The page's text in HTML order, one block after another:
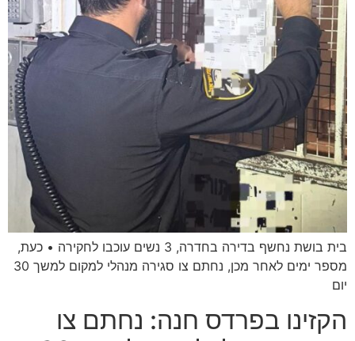
בית בושת נחשף בדירה בחדרה, 3 נשים עוכבו לחקירה • כעת,
מספר ימים לאחר מכן, נחתם צו סגירה מנהלי למקום למשך 30
יום
הקזינו בפרדס חנה: נחתם צו